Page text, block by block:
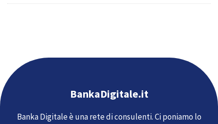
BankaDigitale.it
Banka Digitale è una rete di consulenti. Ci poniamo lo